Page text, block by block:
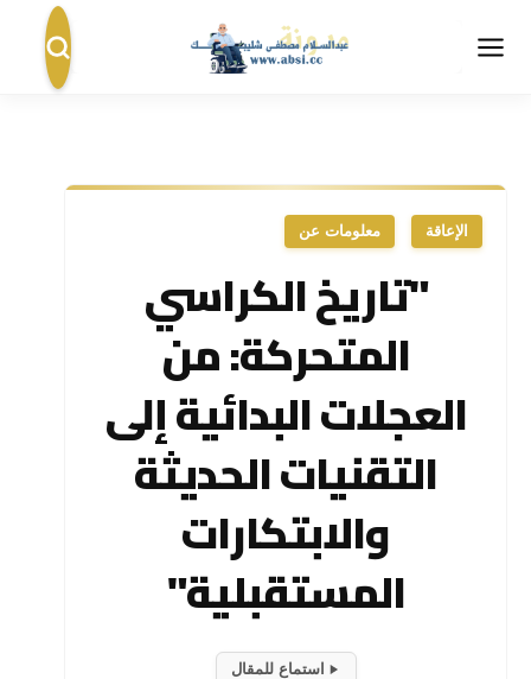
الإعاقة معلومات عن
"تاريخ الكراسي
المتحركة: من
العجلات البدائية إلى
التقنيات الحديثة
والابتكارات
المستقبلية"
استماع للمقال